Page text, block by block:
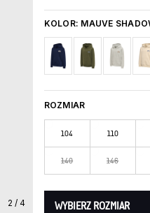
2 / 4
KOLOR: MAUVE
ROZMIAR
104 110
140 146
WYBIERZ ROZMIAR